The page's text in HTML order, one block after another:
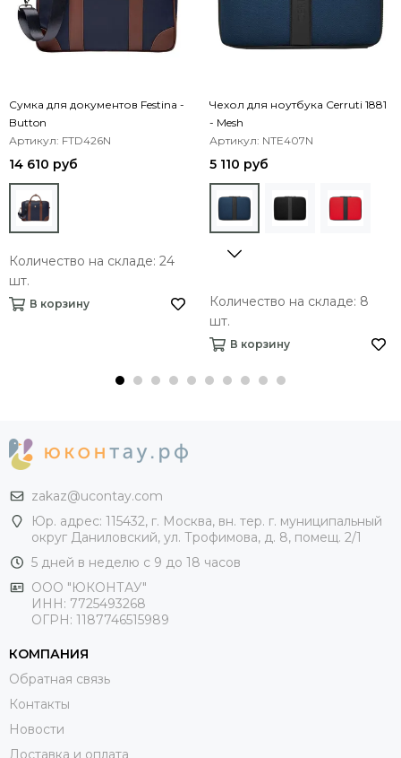
Сумка для документов Festina -
Button
Артикул: FTD426N
14 610 руб
Количество на складе: 24
шт.
В корзину
Чехол для ноутбука Cerruti 1881
- Mesh
Артикул: NTE407N
5 110 руб
Количество на складе: 8
шт.
В корзину
zakaz@ucontay.com
Юр. адрес: 115432, г. Москва, вн. тер. г. муниципальный
округ Даниловский, ул. Трофимова, д. 8, помещ. 2/1
5 дней в неделю с 9 до 18 часов
ООО "ЮКОНТАУ"
ИНН: 7725493268
ОГРН: 1187746515989
КОМПАНИЯ
Обратная связь
Контакты
Новости
Доставка и оплата